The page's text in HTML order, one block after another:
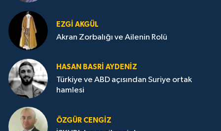
EZGI AKGÜL
Akran Zorbalığı ve Ailenin Rolü
HASAN BASRI AYDENIZ
Türkiye ve ABD açısından Suriye ortak
hamlesi
ÖZGÜR CENGIZ